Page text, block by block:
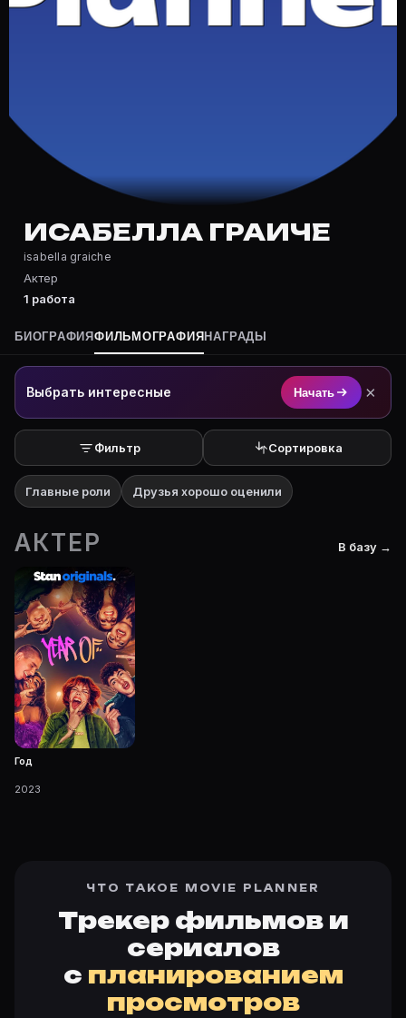
Частые вопросы о Исабелла
Полный список — на Movie Planner: https://movie-
Кто такой(ая) Исабелла Граиче?
Исабелла Граиче — Актриса. Биография и роли на
Где открыть фильмографию Исабелла Граиче?
На Movie Planner: https://movie-planner.ru/s/
ИСАБЕЛЛА ГРАИЧЕ
isabella graiche
Актер
1 работа
БИОГРАФИЯФИЛЬМОГРАФИЯ НАГРАДЫ
Выбрать интересные Начать ×
Фильтр Сортировка
Главные роли Друзья хорошо оценили
АКТЕР В базу →
Год
2023
ЧТО ТАКОЕ MOVIE PLANNER
Трекер фильмов и
сериалов
с планированием
просмотров